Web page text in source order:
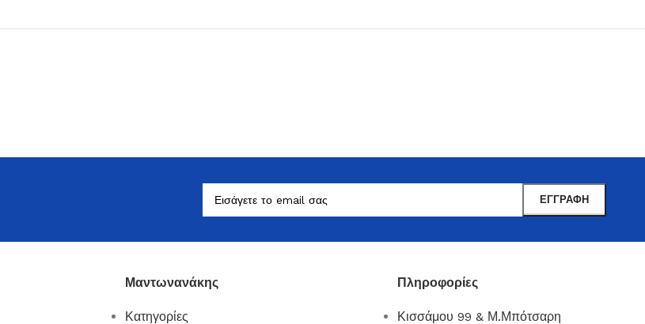
Μαντωνανάκης
Κατηγορίες
Πληροφορίες
Κισσάμου 99 & Μ.Μπότσαρη